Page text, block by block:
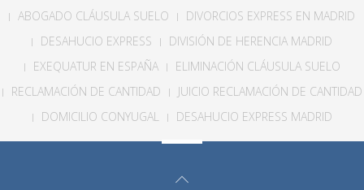
ABOGADO CLÁUSULA SUELO
DIVORCIOS EXPRESS EN MADRID
DESAHUCIO EXPRESS
DIVISIÓN DE HERENCIA MADRID
EXEQUATUR EN ESPAÑA
ELIMINACIÓN CLÁUSULA SUELO
RECLAMACIÓN DE CANTIDAD
JUICIO RECLAMACIÓN DE CANTIDAD
DOMICILIO CONYUGAL
DESAHUCIO EXPRESS MADRID